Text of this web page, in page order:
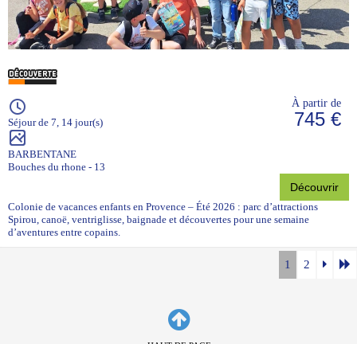
Séjour de 7, 14 jour(s)
BARBENTANE
Bouches du rhone - 13
À partir de
745 €
Découvrir
Colonie de vacances enfants en Provence – Été 2026 : parc d’attractions
Spirou, canoë, ventriglisse, baignade et découvertes pour une semaine
d’aventures entre copains.
1 2